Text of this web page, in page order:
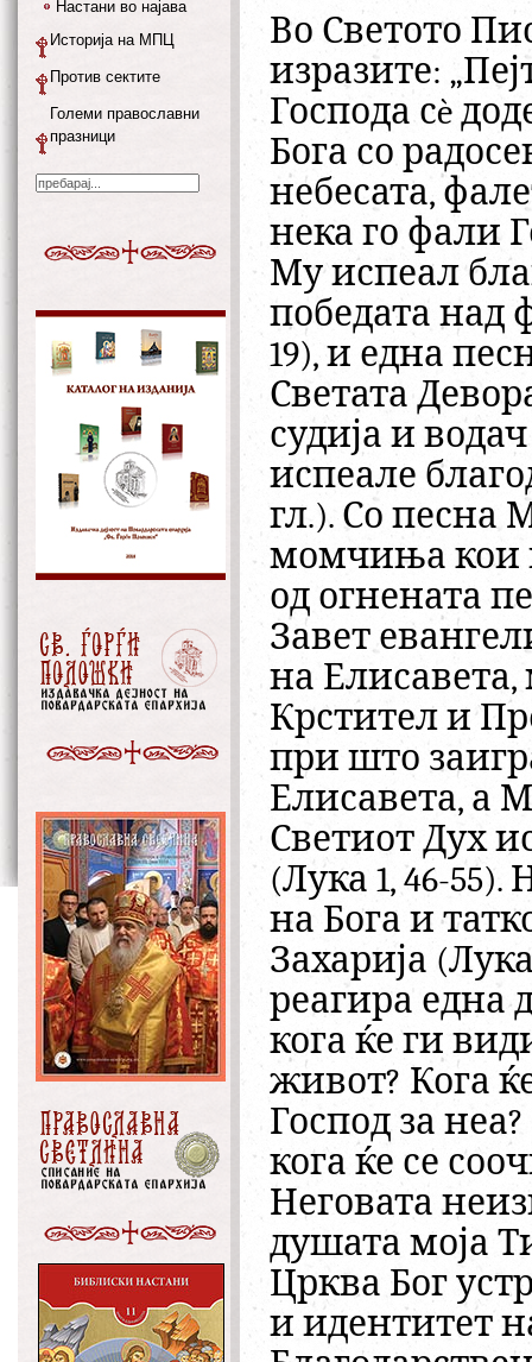
Во Светото
изразите:
Господа сè
Бога со
небесата,
нека го фали
Му испеал
победата над
19), и една
Светата
судија и
испеале
гл.). Со песна
момчиња кои
од огнената
Завет
на Елисавета,
Крстител и
при што
Елисавета, а
Светиот Дух
(Лука 1, 46-
на Бога и
Захарија
реагира една
кога ќе ги
живот? Кога
Господ за
кога ќе се
Неговата
душата моја
Црква Бог
и идентитет
Настани во најава
Историја на МПЦ
Против сектите
Големи православни
празници